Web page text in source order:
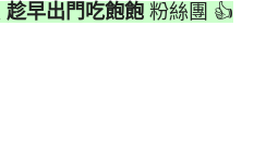
趁早出門吃飽飽 粉絲團 👍